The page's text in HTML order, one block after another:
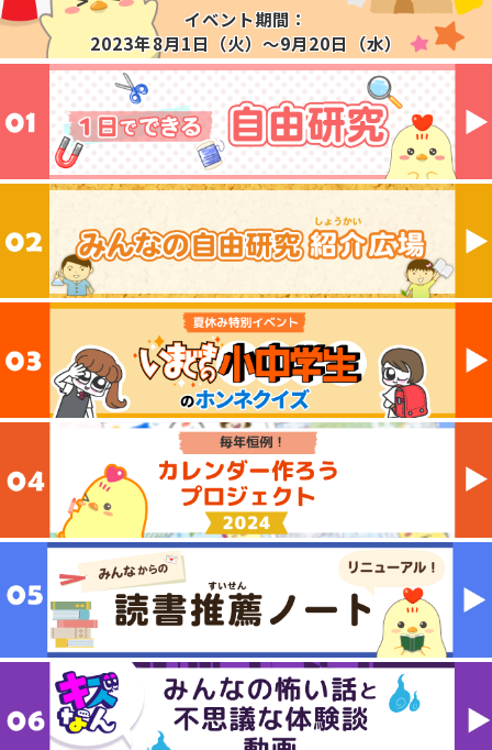
イベント期間：
2023年8月1日（火）～9月20日（水）